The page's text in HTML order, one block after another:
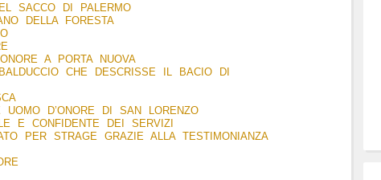
SACCO DI PALERMO
DELLA FORESTA
A PORTA NUOVA
CHE DESCRISSE IL BACIO DI
D’ONORE DI SAN LORENZO
E CONFIDENTE DEI SERVIZI
PER STRAGE GRAZIE ALLA TESTIMONIANZA